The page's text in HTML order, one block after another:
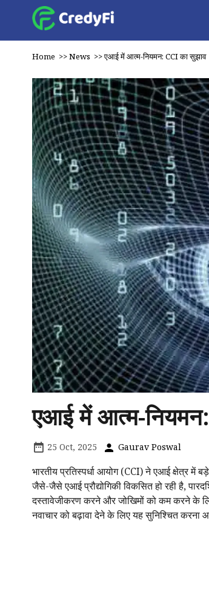
Home >>News >>एआई में आत्म-नियमन: CCI का सुझाव
एआई में आत्म-
25 Oct, 2025 Gaurav Poswal
भारतीय प्रतिस्पर्धा आयोग (CCI) ने एआई क्षेत्र में
जैसे-जैसे एआई प्रौद्योगिकी विकसित हो रही है,
दस्तावेजीकरण करने और जोखिमों को कम करने के
नवाचार को बढ़ावा देने के लिए यह सुनिश्चित करना